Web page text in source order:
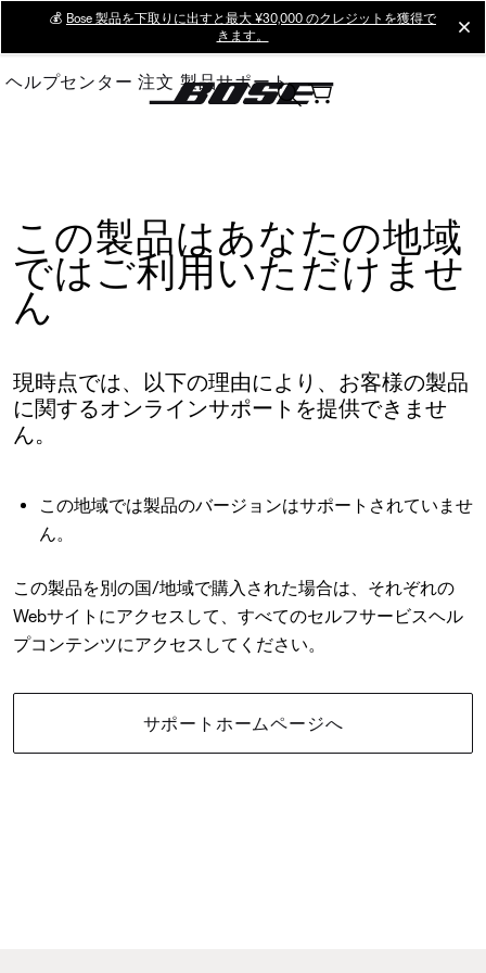
Main
💰 Bose 製品を下取りに出すと最大 ¥30,000 のクレジットを獲得で
きます。
ヘルプセンター 注文 製品サポート
この製品はあなたの地域
ではご利用いただけませ
ん
現時点では、以下の理由により、お客様の製品
に関するオンラインサポートを提供できませ
ん。
この地域では製品のバージョンはサポートされていませ
ん。
この製品を別の国/地域で購入された場合は、それぞれの
Webサイトにアクセスして、すべてのセルフサービスヘル
プコンテンツにアクセスしてください。
サポートホームページへ